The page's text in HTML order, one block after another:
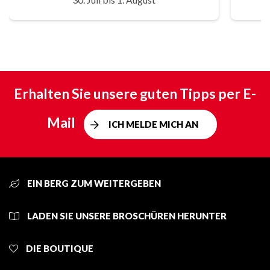
Erhalten Sie unsere guten Tipps per E-
Mail
ICH MELDE MICH AN
EIN BERG ZUM WEITERGEBEN
LADEN SIE UNSERE BROSCHÜREN HERUNTER
DIE BOUTIQUE